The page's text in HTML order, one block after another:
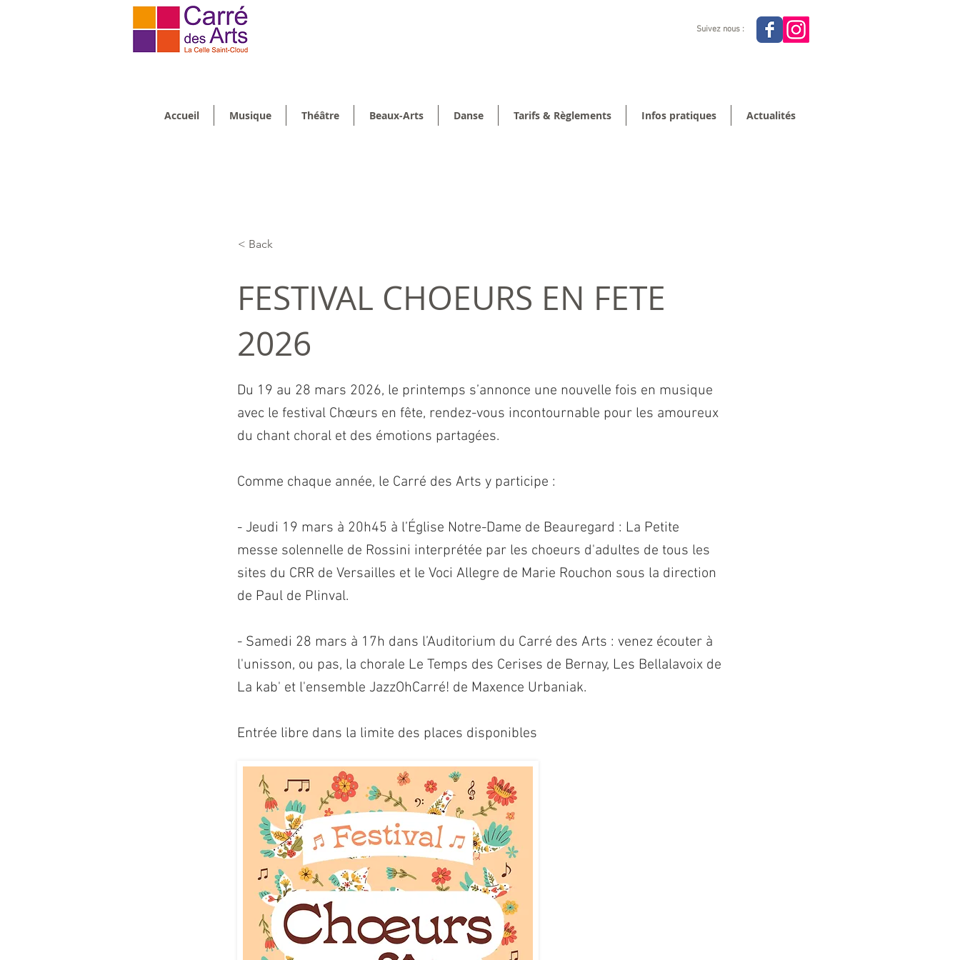
Suivez nous :
Accueil Musique Théâtre Beaux-Arts Danse Tarifs & Règlements Infos pratiques Actualités
< Back
FESTIVAL CHOEURS EN FETE
2026
Du 19 au 28 mars 2026, le printemps s’annonce une nouvelle fois en musique
avec le festival Chœurs en fête, rendez-vous incontournable pour les amoureux
du chant choral et des émotions partagées.
Comme chaque année, le Carré des Arts y participe :
- Jeudi 19 mars à 20h45 à l’Église Notre-Dame de Beauregard : La Petite
messe solennelle de Rossini interprétée par les choeurs d'adultes de tous les
sites du CRR de Versailles et le Voci Allegre de Marie Rouchon sous la direction
de Paul de Plinval.
- Samedi 28 mars à 17h dans l’Auditorium du Carré des Arts : venez écouter à
l'unisson, ou pas, la chorale Le Temps des Cerises de Bernay, Les Bellalavoix de
La kab' et l'ensemble JazzOhCarré! de Maxence Urbaniak.
Entrée libre dans la limite des places disponibles